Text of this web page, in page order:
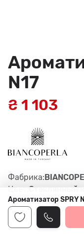
N17
₴ 1 103
Фабрика:
Цвет: Стеклянный
Материал:Скло
Артикул:
SPRY N17
Ароматизатор SPRY